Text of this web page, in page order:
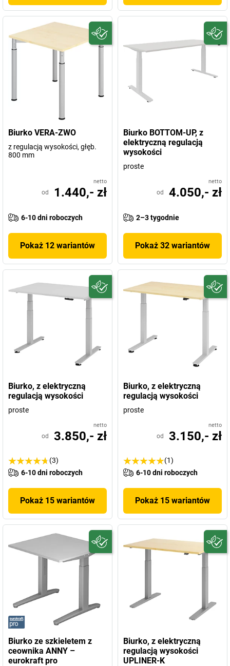
Biurko VERA-ZWO
z regulacją wysokości, głęb.
800 mm
netto
od 1.440,- zł
6-10 dni roboczych
Pokaż 12 wariantów
Biurko BOTTOM-UP, z
elektryczną regulacją
wysokości
proste
netto
od 4.050,- zł
2–3 tygodnie
Pokaż 32 wariantów
Biurko, z elektryczną
regulacją wysokości
proste
netto
od 3.850,- zł
(3)
6-10 dni roboczych
Pokaż 15 wariantów
Biurko, z elektryczną
regulacją wysokości
proste
netto
od 3.150,- zł
(1)
6-10 dni roboczych
Pokaż 15 wariantów
Biurko ze szkieletem z
ceownika ANNY –
eurokraft pro
Biurko, z elektryczną
regulacją wysokości
UPLINER-K